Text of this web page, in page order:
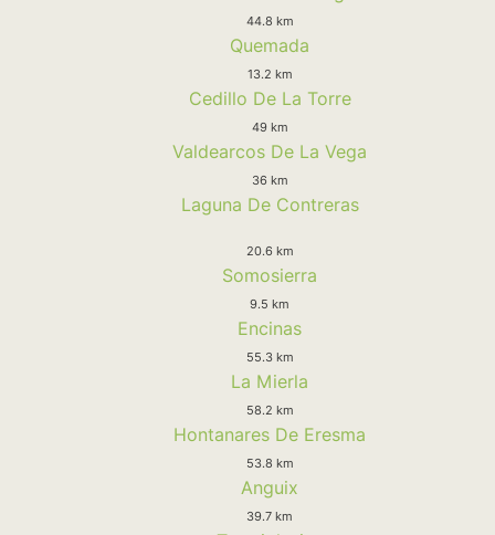
44.8 km
Quemada
13.2 km
Cedillo De La Torre
49 km
Valdearcos De La Vega
36 km
Laguna De Contreras
20.6 km
Somosierra
9.5 km
Encinas
55.3 km
La Mierla
58.2 km
Hontanares De Eresma
53.8 km
Anguix
39.7 km